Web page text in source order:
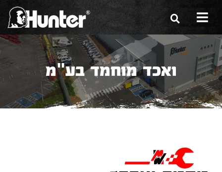
הסיפור שלנו
הכלים שלנו
תערוכות
שירות ואחריות
ואכד מוחמד בע"מ